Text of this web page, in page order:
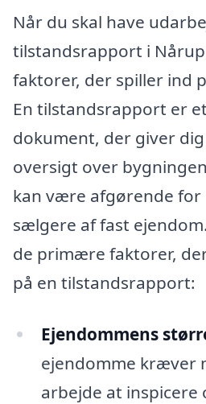
Når du skal have
tilstandsrapport i
faktorer, der spiller ind
En tilstandsrapport er
dokument, der giver
oversigt over
kan være afgørende for
sælgere af fast
de primære faktorer,
på en tilstandsrapport:
Ejendommens
ejendomme kræver
arbejde at inspicere